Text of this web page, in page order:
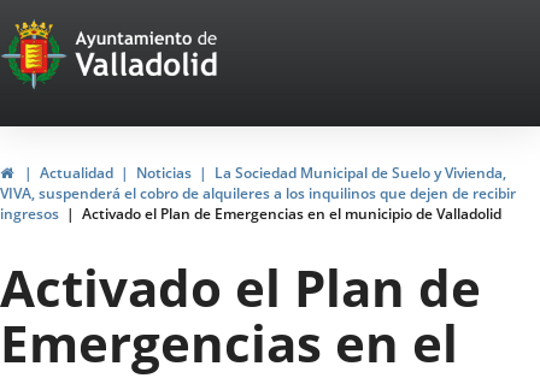
Portal
Web
del
Ayuntamiento
de
Valladolid
InicioActualidad Noticias
La Sociedad Municipal de Suelo y Vivienda,
VIVA, suspenderá el cobro de alquileres a los inquilinos que dejen de recibir
ingresos
Activado el Plan de Emergencias en el municipio de Valladolid
Activado el Plan de
Emergencias en el